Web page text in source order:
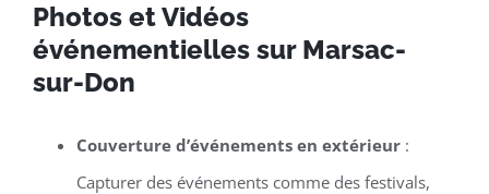
Photos et Vidéos
événementielles sur Marsac-
sur-Don
Couverture d’événements en extérieur:
Capturer des événements comme des festivals,